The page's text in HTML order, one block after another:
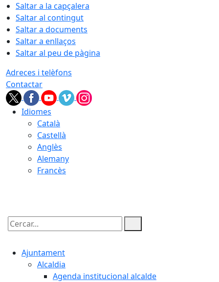
Saltar a la capçalera
Saltar al contingut
Saltar a documents
Saltar a enllaços
Saltar al peu de pàgina
Adreces i telèfons
Contactar
Idiomes
Català
Castellà
Anglès
Alemany
Francès
Cercar:
Ajuntament
Alcaldia
Agenda institucional alcalde